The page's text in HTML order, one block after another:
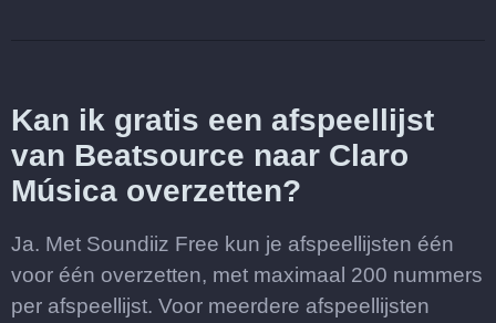
Kan ik gratis een afspeellijst
van Beatsource naar Claro
Música overzetten?
Ja. Met Soundiiz Free kun je afspeellijsten één
voor één overzetten, met maximaal 200 nummers
per afspeellijst. Voor meerdere afspeellijsten